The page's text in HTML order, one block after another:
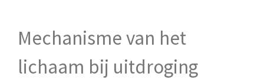
Mechanisme van het
lichaam bij uitdroging